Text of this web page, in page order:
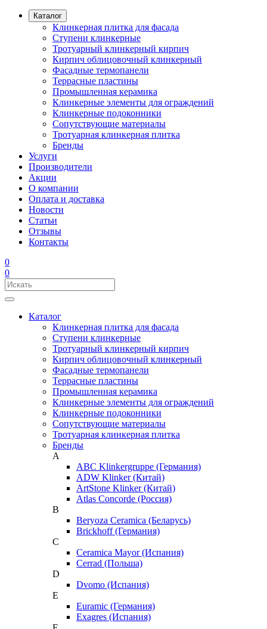
Каталог
Клинкерная плитка для фасада
Ступени клинкерные
Тротуарный клинкерный кирпич
Кирпич облицовочный клинкерный
Фасадные термопанели
Террасные пластины
Промышленная керамика
Клинкерные элементы для ограждений
Клинкерные подоконники
Сопутствующие материалы
Тротуарная клинкерная плитка
Бренды
Услуги
Производители
Акции
О компании
Оплата и доставка
Новости
Статьи
Отзывы
Контакты
0
0
Каталог
Клинкерная плитка для фасада
Ступени клинкерные
Тротуарный клинкерный кирпич
Кирпич облицовочный клинкерный
Фасадные термопанели
Террасные пластины
Промышленная керамика
Клинкерные элементы для ограждений
Клинкерные подоконники
Сопутствующие материалы
Тротуарная клинкерная плитка
Бренды
A
ABC Klinkergruppe (Германия)
ADW Klinker (Китай)
ArtStone Klinker (Китай)
Atlas Concorde (Россия)
B
Beryoza Ceramica (Беларусь)
Brickhoff (Германия)
C
Ceramica Mayor (Испания)
Cerrad (Польша)
D
Dvomo (Испания)
E
Euramic (Германия)
Exagres (Испания)